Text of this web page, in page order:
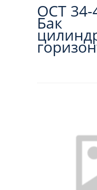
ОСТ 34-
Бак